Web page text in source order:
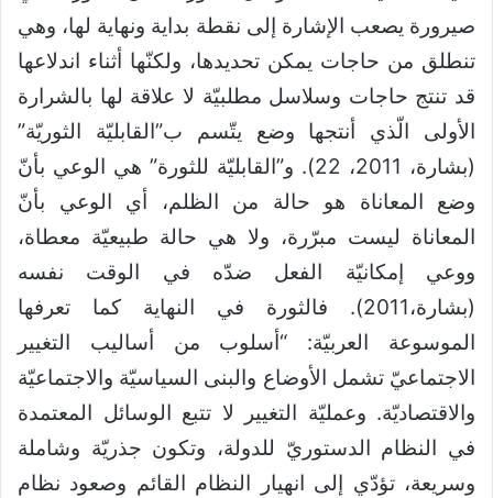
صيرورة يصعب الإشارة إلى نقطة بداية ونهاية لها، وهي
تنطلق من حاجات يمكن تحديدها، ولكنّها أثناء اندلاعها
قد تنتج حاجات وسلاسل مطلبيّة لا علاقة لها بالشرارة
الأولى الّذي أنتجها وضع يتّسم ب”القابليّة الثوريّة”
(بشارة، 2011، 22). و”القابليّة للثورة” هي الوعي بأنّ
وضع المعاناة هو حالة من الظلم، أي الوعي بأنّ
المعاناة ليست مبرّرة، ولا هي حالة طبيعيّة معطاة،
ووعي إمكانيّة الفعل ضدّه في الوقت نفسه
(بشارة،2011). فالثورة في النهاية كما تعرفها
الموسوعة العربيّة: “أسلوب من أساليب التغيير
الاجتماعيّ تشمل الأوضاع والبنى السياسيّة والاجتماعيّة
والاقتصاديّة. وعمليّة التغيير لا تتبع الوسائل المعتمدة
في النظام الدستوريّ للدولة، وتكون جذريّة وشاملة
وسريعة، تؤدّي إلى انهيار النظام القائم وصعود نظام